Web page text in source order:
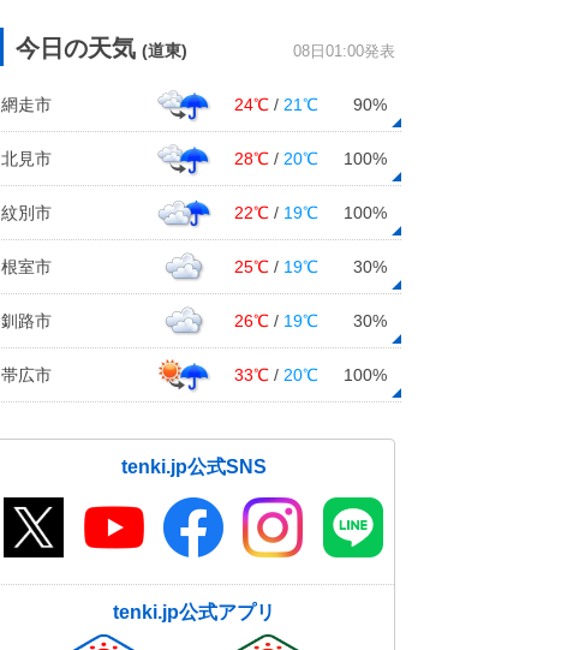
今日の天気 (道東) 08日01:00発表
網走市 24℃ / 21℃ 90%
北見市 28℃ / 20℃ 100%
紋別市 22℃ / 19℃ 100%
根室市 25℃ / 19℃ 30%
釧路市 26℃ / 19℃ 30%
帯広市 33℃ / 20℃ 100%
tenki.jp公式SNS
tenki.jp公式アプリ